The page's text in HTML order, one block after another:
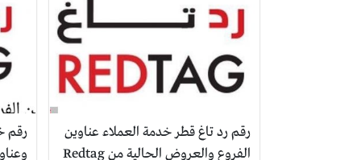
رقم رد تاغ قطر خدمة العملاء عناوين
الفروع والعروض الحالية من Redtag
رقم